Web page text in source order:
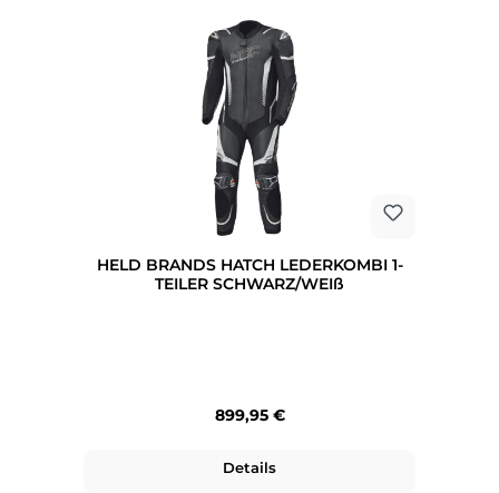
HELD BRANDS HATCH LEDERKOMBI 1-
TEILER SCHWARZ/WEIß
Regulärer Preis:
899,95 €
Details